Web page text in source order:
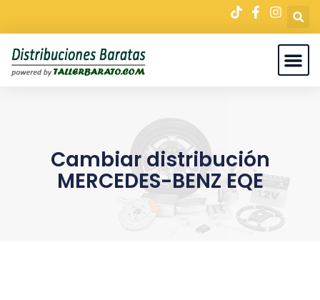
Cambiar distribución
MERCEDES-BENZ EQE